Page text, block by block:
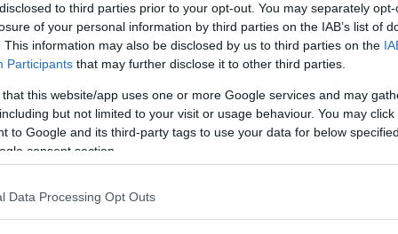
to third parties prior to your opt-out. You may separately
of your personal information by third parties on the IAB’s list of
This information may also be disclosed by us to third parties on the
Participants that may further disclose it to other third parties.
that this website/app uses one or more Google services and may
but not limited to your visit or usage behaviour. You may
to Google and its third-party tags to use your data for below
consent section.
Data Processing Opt Outs
Pontus Höök ställer ut i
Sverige – med bilder
från sina 25 år i USA
Den 6 oktober öppnar Abecita Popkonst &
Foto en stor utställning med Pontus Hööks
bilder. Världskändisar, presidenter och
omvälvande nyhetshändelser har han
fotograferat under sina 25 år som fotograf i
De